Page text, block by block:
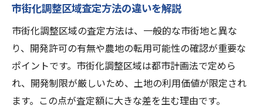
市街化調整区域査定方法の違いを解説
市街化調整区域の査定方法は、一般的な市街地と異な
り、開発許可の有無や農地の転用可能性の確認が重要な
ポイントです。市街化調整区域は都市計画法で定めら
れ、開発制限が厳しいため、土地の利用価値が限定され
ます。この点が査定額に大きな差を生む理由です。